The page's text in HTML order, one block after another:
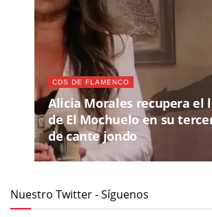
CDS DE FLAMENCO
Alicia Morales recupera el
de El Mochuelo en su
de cante jondo
Nuestro Twitter - Síguenos